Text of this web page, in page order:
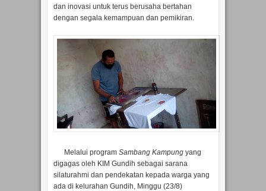
dan inovasi untuk terus berusaha bertahan
dengan segala kemampuan dan pemikiran.
Melalui program Sambang Kampung yang
digagas oleh KIM Gundih sebagai sarana
silaturahmi dan pendekatan kepada warga yang
ada di kelurahan Gundih, Minggu (23/8)